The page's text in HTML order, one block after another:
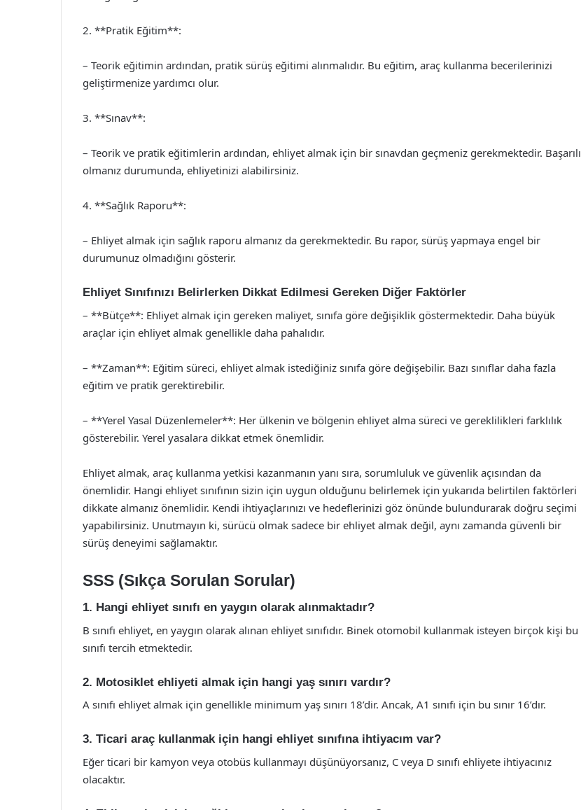
2. **Pratik Eğitim**:
– Teorik eğitimin ardından, pratik sürüş eğitimi alınmalıdır. Bu eğitim, araç kullanma becerilerinizi
geliştirmenize yardımcı olur.
3. **Sınav**:
– Teorik ve pratik eğitimlerin ardından, ehliyet almak için bir sınavdan geçmeniz gerekmektedir. Başarılı
olmanız durumunda, ehliyetinizi alabilirsiniz.
4. **Sağlık Raporu**:
– Ehliyet almak için sağlık raporu almanız da gerekmektedir. Bu rapor, sürüş yapmaya engel bir
durumunuz olmadığını gösterir.
Ehliyet Sınıfınızı Belirlerken Dikkat Edilmesi Gereken Diğer Faktörler
– **Bütçe**: Ehliyet almak için gereken maliyet, sınıfa göre değişiklik göstermektedir. Daha büyük
araçlar için ehliyet almak genellikle daha pahalıdır.
– **Zaman**: Eğitim süreci, ehliyet almak istediğiniz sınıfa göre değişebilir. Bazı sınıflar daha fazla
eğitim ve pratik gerektirebilir.
– **Yerel Yasal Düzenlemeler**: Her ülkenin ve bölgenin ehliyet alma süreci ve gereklilikleri farklılık
gösterebilir. Yerel yasalara dikkat etmek önemlidir.
Ehliyet almak, araç kullanma yetkisi kazanmanın yanı sıra, sorumluluk ve güvenlik açısından da
önemlidir. Hangi ehliyet sınıfının sizin için uygun olduğunu belirlemek için yukarıda belirtilen faktörleri
dikkate almanız önemlidir. Kendi ihtiyaçlarınızı ve hedeflerinizi göz önünde bulundurarak doğru seçimi
yapabilirsiniz. Unutmayın ki, sürücü olmak sadece bir ehliyet almak değil, aynı zamanda güvenli bir
sürüş deneyimi sağlamaktır.
SSS (Sıkça Sorulan Sorular)
1. Hangi ehliyet sınıfı en yaygın olarak alınmaktadır?
B sınıfı ehliyet, en yaygın olarak alınan ehliyet sınıfıdır. Binek otomobil kullanmak isteyen birçok kişi bu
sınıfı tercih etmektedir.
2. Motosiklet ehliyeti almak için hangi yaş sınırı vardır?
A sınıfı ehliyet almak için genellikle minimum yaş sınırı 18’dir. Ancak, A1 sınıfı için bu sınır 16’dır.
3. Ticari araç kullanmak için hangi ehliyet sınıfına ihtiyacım var?
Eğer ticari bir kamyon veya otobüs kullanmayı düşünüyorsanız, C veya D sınıfı ehliyete ihtiyacınız
olacaktır.